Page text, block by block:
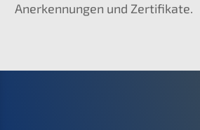
Anerken­nun­gen und Zertifikate.